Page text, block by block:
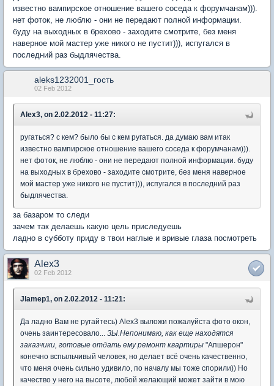
известно вампирское отношение вашего соседа к форумчанам))).
нет фоток, не люблю - они не передают полной информации.
буду на выходных в брехово - заходите смотрите, без меня
наверное мой мастер уже никого не пустит))), испугался в
последний раз быдлячества.
aleks1232001_гость
02 Feb 2012
Alex3, on 2.02.2012 - 11:27:
ругаться? с кем? было бы с кем ругаться. да думаю вам итак
известно вампирское отношение вашего соседа к форумчанам))).
нет фоток, не люблю - они не передают полной информации. буду
на выходных в брехово - заходите смотрите, без меня наверное
мой мастер уже никого не пустит))), испугался в последний раз
быдлячества.
за базаром то следи
зачем так делаешь какую цель приследуешь
ладно в субботу приду в твои наглые и вривые глаза посмотреть
Alex3
02 Feb 2012
Jlamep1, on 2.02.2012 - 11:21:
Да ладно Вам не ругайтесь) Аlex3 выложи пожалуйста фото окон,
очень заинтересовало... ЗЫ.Непонимаю, как еще находятся
заказчики, готовые отдать ему ремонт квартиры "Апшерон"
конечно вспыльчивый человек, но делает всё очень качественно,
что меня очень сильно удивило, по началу мы тоже спорили)) Но
качество у него на высоте, любой желающий может зайти в мою